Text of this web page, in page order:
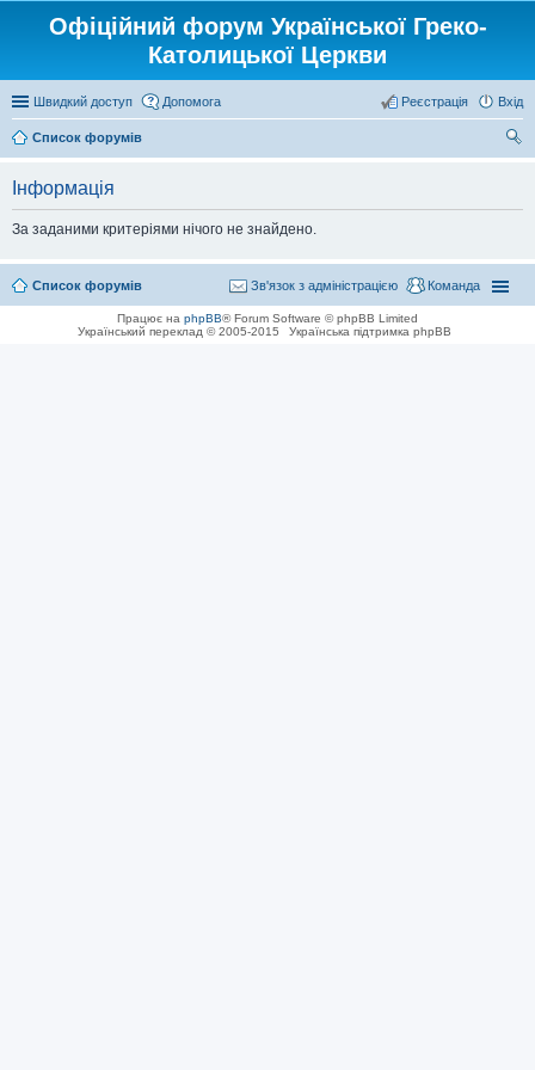
Офіційний форум Української Греко-
Католицької Церкви
Швидкий доступ Допомога Вхід
Реєстрація
Список форумів
Інформація
За заданими критеріями нічого не знайдено.
Список форумів Команда
Зв'язок з адміністрацією
Працює на phpBB® Forum Software © phpBB Limited
Український переклад © 2005-2015
Українська підтримка phpBB